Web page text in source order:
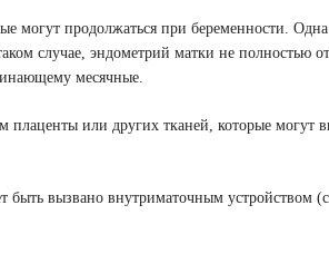
могут продолжаться при беременности.
случае, эндометрий матки не полностью
месячные.
плаценты или других тканей, которые могут
вызвано внутриматочным устройством